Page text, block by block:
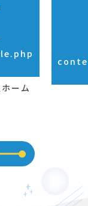
ーム